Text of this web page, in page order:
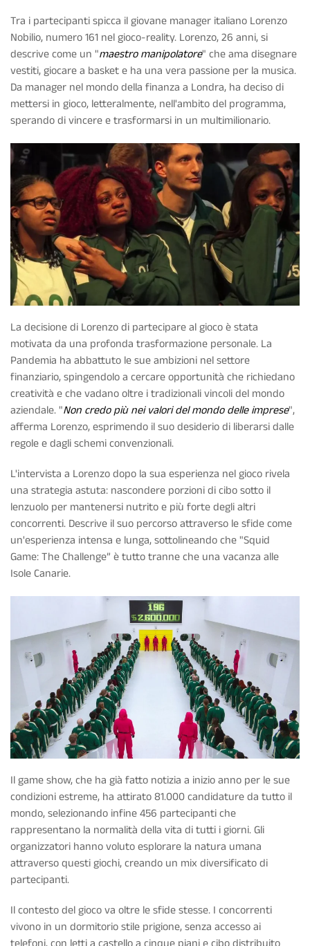
Tra i partecipanti spicca il giovane manager italiano Lorenzo
Nobilio, numero 161 nel gioco-reality. Lorenzo, 26 anni, si
descrive come un "maestro manipolatore" che ama disegnare
vestiti, giocare a basket e ha una vera passione per la musica.
Da manager nel mondo della finanza a Londra, ha deciso di
mettersi in gioco, letteralmente, nell'ambito del programma,
sperando di vincere e trasformarsi in un multimilionario.
La decisione di Lorenzo di partecipare al gioco è stata
motivata da una profonda trasformazione personale. La
Pandemia ha abbattuto le sue ambizioni nel settore
finanziario, spingendolo a cercare opportunità che richiedano
creatività e che vadano oltre i tradizionali vincoli del mondo
aziendale. "Non credo più nei valori del mondo delle imprese",
afferma Lorenzo, esprimendo il suo desiderio di liberarsi dalle
regole e dagli schemi convenzionali.
L'intervista a Lorenzo dopo la sua esperienza nel gioco rivela
una strategia astuta: nascondere porzioni di cibo sotto il
lenzuolo per mantenersi nutrito e più forte degli altri
concorrenti. Descrive il suo percorso attraverso le sfide come
un'esperienza intensa e lunga, sottolineando che "Squid
Game: The Challenge” è tutto tranne che una vacanza alle
Isole Canarie.
Il game show, che ha già fatto notizia a inizio anno per le sue
condizioni estreme, ha attirato 81.000 candidature da tutto il
mondo, selezionando infine 456 partecipanti che
rappresentano la normalità della vita di tutti i giorni. Gli
organizzatori hanno voluto esplorare la natura umana
attraverso questi giochi, creando un mix diversificato di
partecipanti.
Il contesto del gioco va oltre le sfide stesse. I concorrenti
vivono in un dormitorio stile prigione, senza accesso ai